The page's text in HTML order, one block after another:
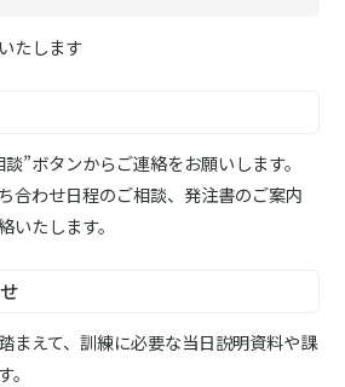
たします
”ボタンからご連絡をお願いします。
合わせ日程のご相談、発注書のご案内
いたします。
まえて、訓練に必要な当日説明資料や課